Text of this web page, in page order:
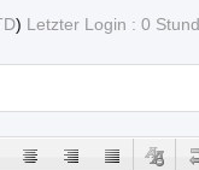
) Letzter Login : 0